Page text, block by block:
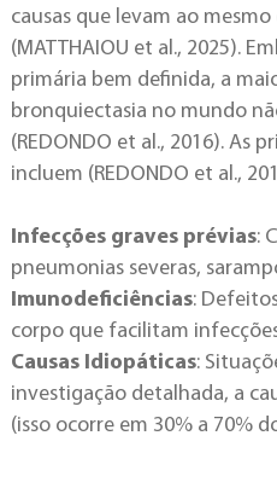
causas que levam ao
(MATTHAIOU et al., 2025).
primária bem definida, a
bronquiectasia no mundo
(REDONDO et al., 2016). As
incluem (REDONDO et al.,
Infecções graves prévias:
pneumonias severas,
Imunodeficiências:
corpo que facilitam
Causas Idiopáticas:
investigação detalhada, a
(isso ocorre em 30% a 70%